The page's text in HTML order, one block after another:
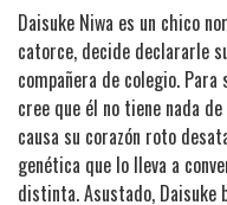
Daisuke Niwa es un chico
catorce, decide declararle
compañera de colegio.
cree que él no tiene nada
causa su corazón roto
genética que lo lleva a
distinta. Asustado, Daisuke